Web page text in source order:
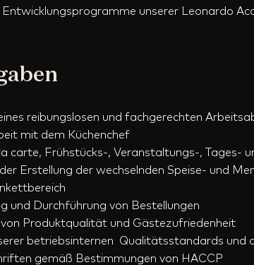
Entwicklungsprogramme unserer Leonardo
reibungslosen und fachgerechten
mit dem Küchenchef
carte, Frühstücks-, Veranstaltungs-, Tages-
Erstellung der wechselnden Speise- und
und Durchführung von Bestellungen
von Produktqualität und Gästezufriedenheit
betriebsinternen Qualitätsstandards und
gemäß Bestimmungen von HACCP